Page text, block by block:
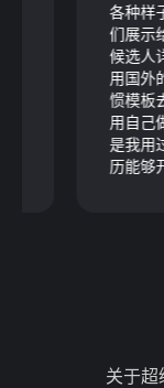
各种样
们展示
候选人
用国外
惯模板
用自己
是我用
历能够
关于超